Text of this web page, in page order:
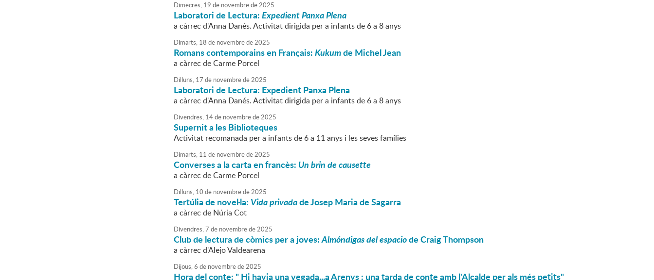
Dimecres, 19 de novembrede2025
Laboratori de Lectura:Expedient Panxa Plena
a càrrec d'Anna Danés. Activitat dirigida per a infants de 6 a 8 anys
Dimarts, 18 de novembrede2025
Romans contemporains en Français:Kukumde Michel Jean
a càrrec de Carme Porcel
Dilluns, 17 de novembrede2025
Laboratori de Lectura: Expedient Panxa Plena
a càrrec d'Anna Danés. Activitat dirigida per a infants de 6 a 8 anys
Divendres, 14de novembrede2025
Supernit a les Biblioteques
Activitat recomanada per a infants de 6 a 11 anys i les seves famílies
Dimarts, 11 de novembrede2025
Converses a la carta en francès: Un brin de causette
a càrrec de Carme Porcel
Dilluns, 10 de novembrede2025
Tertúlia de novel·la: Vida privadade Josep Maria de Sagarra
a càrrec de Núria Cot
Divendres,7 de novembrede2025
Club de lectura de còmics per a joves:Almóndigas del espaciode Craig Thompson
a càrrec d'Alejo Valdearena
Dijous,6 de novembrede2025
Hora del conte: " Hi havia una vegada...a Arenys : una tarda de conte amb l'Alcalde per als més petits"